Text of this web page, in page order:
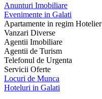
Anunturi Imobiliare
Evenimente in Galati
Apartamente in regim Hotelier
Vanzari Diverse
Agentii Imobiliare
Agentii de Turism
Telefonul de Urgenta
Servicii Oferte
Locuri de Munca
Hoteluri in Galati